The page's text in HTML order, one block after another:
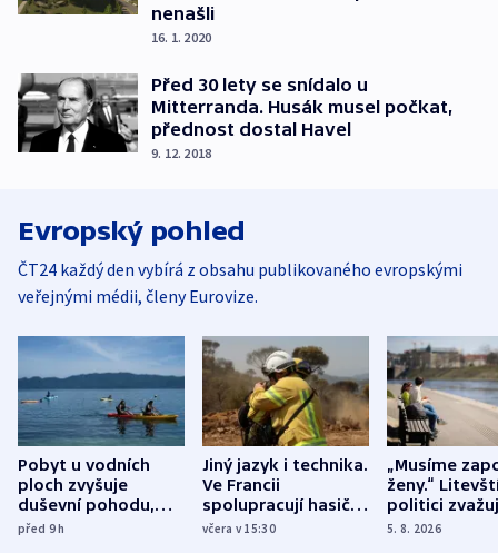
nenašli
16. 1. 2020
Před 30 lety se snídalo u
Mitterranda. Husák musel počkat,
přednost dostal Havel
9. 12. 2018
Evropský pohled
ČT24 každý den vybírá z obsahu publikovaného evropskými
veřejnými médii, členy Eurovize.
Pobyt u vodních
ploch zvyšuje
duševní pohodu,
ukázala
před 9h
Jiný jazyk i technika.
Ve Francii
spolupracují hasiči z
různých zemí
včera v 15:30
„Musíme
ženy.“
politici
dohodu o
5. 8. 2026